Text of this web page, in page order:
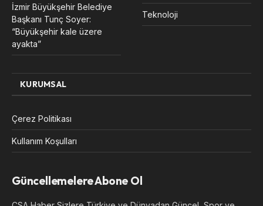
İzmir Büyükşehir Belediye
Başkanı Tunç Soyer:
“Büyükşehir kale üzere
ayakta”
Teknoloji
KURUMSAL
Çerez Politikası
Kullanım Koşulları
Güncellemelere Abone Ol